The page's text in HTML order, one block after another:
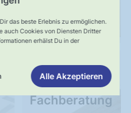
das beste Erlebnis zu ermöglichen.
auch Cookies von Diensten Dritter
erhälst Du in der
Alle Akzeptieren
Kompetente
Fachberatung
SERVICE